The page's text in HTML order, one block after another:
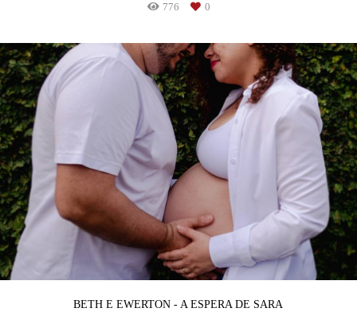
776 0
BETH E EWERTON - A ESPERA DE SARA